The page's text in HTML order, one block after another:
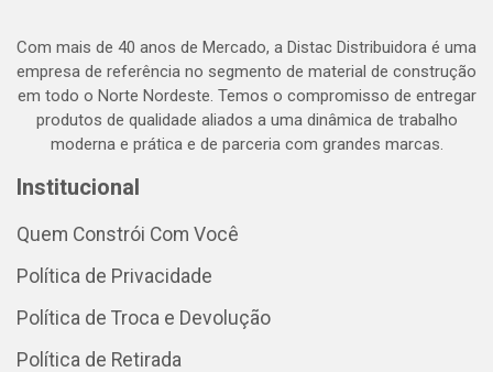
Com mais de 40 anos de Mercado, a Distac Distribuidora é uma
empresa de referência no segmento de material de construção
em todo o Norte Nordeste. Temos o compromisso de entregar
produtos de qualidade aliados a uma dinâmica de trabalho
moderna e prática e de parceria com grandes marcas.
Institucional
Quem Constrói Com Você
Política de Privacidade
Política de Troca e Devolução
Política de Retirada